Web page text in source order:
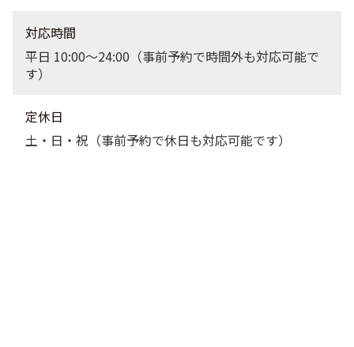
対応時間
平日 10:00〜24:00（事前予約で時間外も対応可能で
す）
定休日
土・日・祝（事前予約で休日も対応可能です）